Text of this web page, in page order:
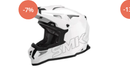
Evacuări Mivv
Evacuări G.P.R.
Evacuări Storm
Evacuari FMF
-7% -